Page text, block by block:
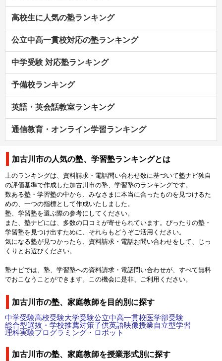
高校生に人気の塾ランキング
公立中高一貫校対応の塾ランキング
中学受験 対応塾ランキング
予備校ランキング
英語・英会話教室ランキング
通信教育・オンライン学習ランキング
加古川市の人気の塾、学習塾ランキングとは
上のランキングは、資料請求・電話問い合わせ数に基づいて塾ナビ独自
の評価基準で作成した加古川市の塾、学習塾のランキングです。
数ある塾・学習塾の中から、みなさまに本当に合ったものを見つけるた
めの、一つの指標として作成いたしました。
塾、学習塾を選ぶ際の参考にしてください。
また、塾ナビには、多数の口コミが寄せられています。ぴったりの塾・
学習塾を見つけ出すために、それらもどうぞご活用ください。
気になる塾が見つかったら、資料請求・電話お問い合わせをして、じっ
くりとお選びください。
塾ナビでは、塾、学習塾への資料請求・電話問い合わせが、すべて無料
でおこなうことができます。この機会に是非、ご利用ください。
加古川市の塾、家庭教師を目的別に探す
中学受験高校受験大学受験公立中高一貫校医学部受験
総合型選抜・学校推薦対策子供英語映像授業自立型学習
理科実験プログラミング・ロボット
加古川市の塾、家庭教師を授業形式別に探す